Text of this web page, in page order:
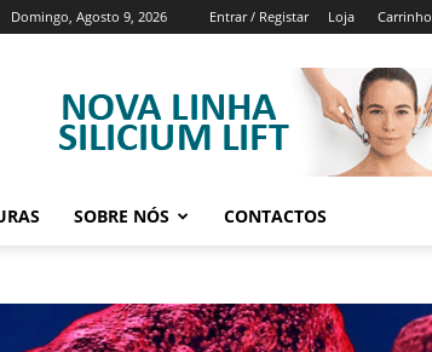
Domingo, Agosto 9, 2026 Entrar / Registar Loja Carrinho
SOBRE NÓS CONTACTOS